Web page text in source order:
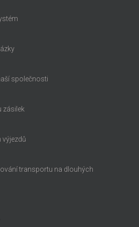
společnosti
zásilek
výjezdů
transportu na dlouhých